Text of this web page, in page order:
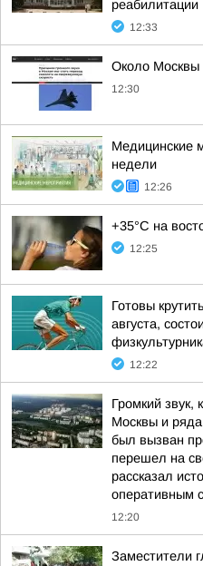
реабилитации
12:33
Около Москвы
12:30
Медицинские
недели
12:26
+35°С на
12:25
Готовы
августа,
12:22
Громкий
Москвы и ряда
был вызван
перешел на
рассказал
оперативным
12:20
Заместители